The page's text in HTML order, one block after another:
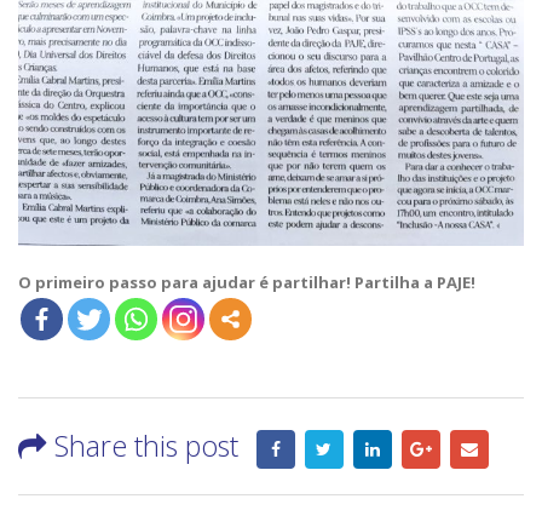
O primeiro passo para ajudar é partilhar! Partilha a PAJE!
Share this post